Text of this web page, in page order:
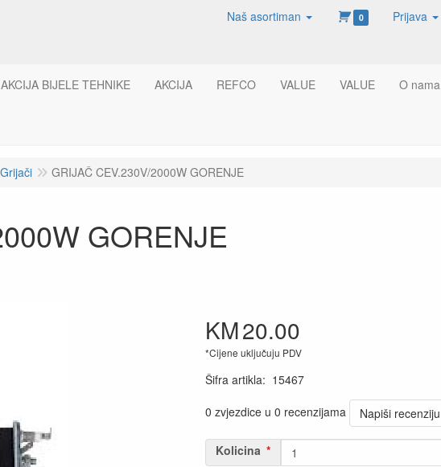
Naš asortiman 0 Prijava
AKCIJA BIJELE TEHNIKE AKCIJA REFCO VALUE VALUE O nama
Grijači GRIJAČ CEV.230V/2000W GORENJE
GORENJE
KM20.00
*Cijene uključuju PDV
Šifra artikla: 15467
0 zvjezdice u 0 recenzijama
Napiši recenziju
Kolicina